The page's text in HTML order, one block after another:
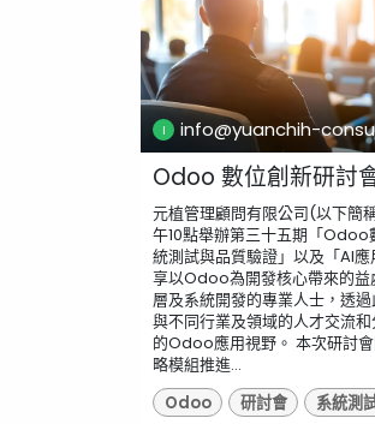
info@yuanchih-
Odoo 數位創新研討
元植管理顧問有限公司(以下簡
午10點舉辦第三十五期「Odoo
統測試與品質驗證」以及「AI
享以Odoo為開發核心帶來的益
層及系統開發的專業人士，透
與不同行業及領域的人才交流
的Odoo應用視野。 ​本次研討
略模組推進...
Odoo
研討會 系統測